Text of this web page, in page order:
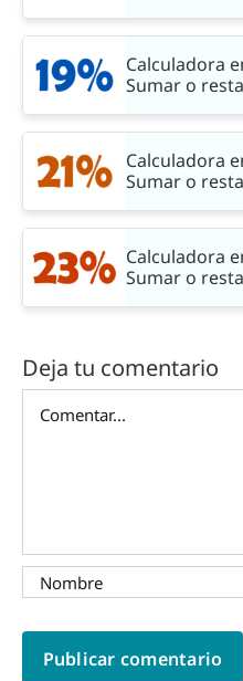
Calculadora
Sumar o
Calculadora
Sumar o
Calculadora
Sumar o
Deja tu comentario